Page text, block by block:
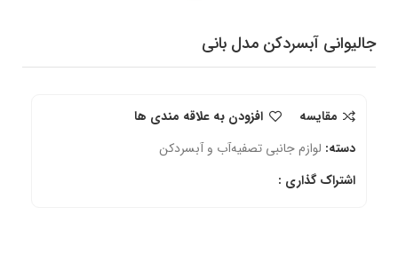
جالیوانی آبسردکن مدل بانی
مقایسه
افزودن به علاقه مندی ها
دسته: لوازم جانبی تصفیه‌آب و آبسردکن
اشتراک گذاری :